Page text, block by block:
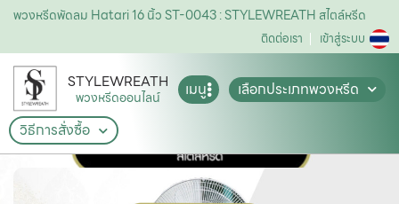
พวงหรีดพัดลม Hatari 16 นิ้ว ST-0043 : STYLEWREATH สไตล์หรีด
ติดต่อเรา เข้าสู่ระบบ
STYLEWREATH
พวงหรีดออนไลน์ เมนู
เลือกประเภทพวงหรีด
วิธีการสั่งซื้อ